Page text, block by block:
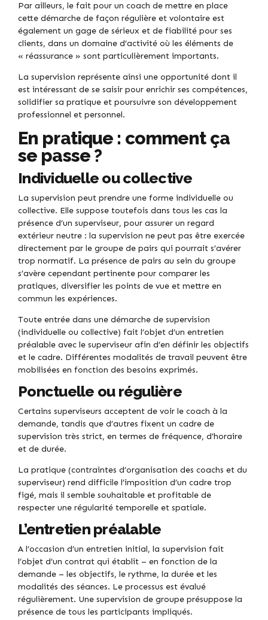
Par ailleurs, le fait pour un coach de mettre en place
cette démarche de façon régulière et volontaire est
également un gage de sérieux et de fiabilité pour ses
clients, dans un domaine d’activité où les éléments de
« réassurance » sont particulièrement importants.
La supervision représente ainsi une opportunité dont il
est intéressant de se saisir pour enrichir ses compétences,
solidifier sa pratique et poursuivre son développement
professionnel et personnel.
En pratique : comment ça
se passe ?
Individuelle ou collective
La supervision peut prendre une forme individuelle ou
collective. Elle suppose toutefois dans tous les cas la
présence d’un superviseur, pour assurer un regard
extérieur neutre : la supervision ne peut pas être exercée
directement par le groupe de pairs qui pourrait s’avérer
trop normatif. La présence de pairs au sein du groupe
s’avère cependant pertinente pour comparer les
pratiques, diversifier les points de vue et mettre en
commun les expériences.
Toute entrée dans une démarche de supervision
(individuelle ou collective) fait l’objet d’un entretien
préalable avec le superviseur afin d’en définir les objectifs
et le cadre. Différentes modalités de travail peuvent être
mobilisées en fonction des besoins exprimés.
Ponctuelle ou régulière
Certains superviseurs acceptent de voir le coach à la
demande, tandis que d’autres fixent un cadre de
supervision très strict, en termes de fréquence, d’horaire
et de durée.
La pratique (contraintes d’organisation des coachs et du
superviseur) rend difficile l’imposition d’un cadre trop
figé, mais il semble souhaitable et profitable de
respecter une régularité temporelle et spatiale.
L’entretien préalable
A l’occasion d’un entretien initial, la supervision fait
l’objet d’un contrat qui établit – en fonction de la
demande – les objectifs, le rythme, la durée et les
modalités des séances. Le processus est évalué
régulièrement. Une supervision de groupe présuppose la
présence de tous les participants impliqués.